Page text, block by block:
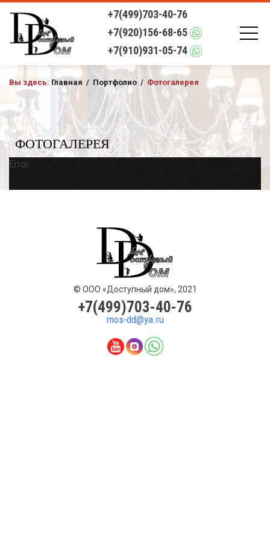
+7(499)703-40-76
+7(920)156-68-65
+7(910)931-05-74
Вы здесь: Главная / Портфолио / Фотогалерея
ФОТОГАЛЕРЕЯ
Error
© ООО «Доступный дом», 2021
+7(499)703-40-76
mos-dd@ya.ru